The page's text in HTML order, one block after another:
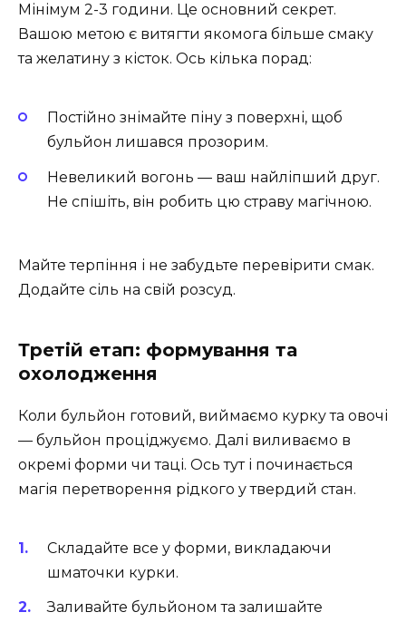
Мінімум 2-3 години. Це основний секрет.
Вашою метою є витягти якомога більше смаку
та желатину з кісток. Ось кілька порад:
Постійно знімайте піну з поверхні, щоб
бульйон лишався прозорим.
Невеликий вогонь — ваш найліпший друг.
Не спішіть, він робить цю страву магічною.
Майте терпіння і не забудьте перевірити смак.
Додайте сіль на свій розсуд.
Третій етап: формування та
охолодження
Коли бульйон готовий, виймаємо курку та овочі
— бульйон проціджуємо. Далі виливаємо в
окремі форми чи таці. Ось тут і починається
магія перетворення рідкого у твердий стан.
Складайте все у форми, викладаючи
шматочки курки.
Заливайте бульйоном та залишайте